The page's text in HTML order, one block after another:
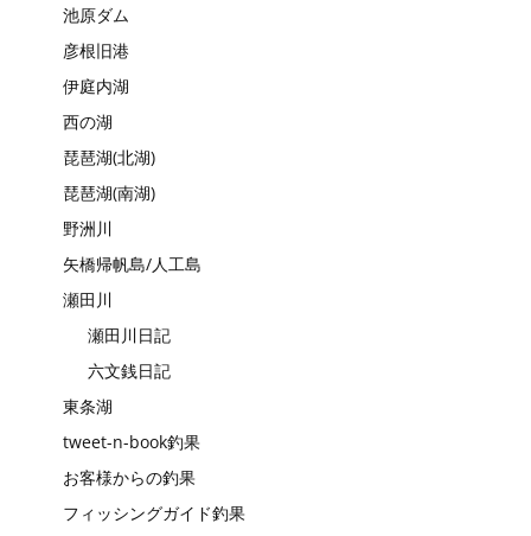
池原ダム
彦根旧港
伊庭内湖
西の湖
琵琶湖(北湖)
琵琶湖(南湖)
野洲川
矢橋帰帆島/人工島
瀬田川
瀬田川日記
六文銭日記
東条湖
tweet-n-book釣果
お客様からの釣果
フィッシングガイド釣果